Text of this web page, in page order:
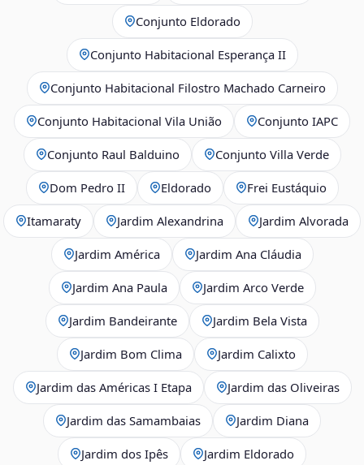
Conjunto Eldorado
Conjunto Habitacional Esperança II
Conjunto Habitacional Filostro Machado Carneiro
Conjunto Habitacional Vila União Conjunto IAPC
Conjunto Raul Balduino Conjunto Villa Verde
Dom Pedro II Eldorado Frei Eustáquio
Itamaraty Jardim Alexandrina Jardim Alvorada
Jardim América Jardim Ana Cláudia
Jardim Ana Paula Jardim Arco Verde
Jardim Bandeirante Jardim Bela Vista
Jardim Bom Clima Jardim Calixto
Jardim das Américas I Etapa Jardim das Oliveiras
Jardim das Samambaias Jardim Diana
Jardim dos Ipês Jardim Eldorado